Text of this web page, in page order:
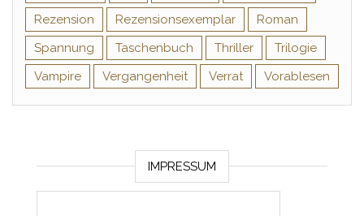
Rezension
Rezensionsexemplar
Roman
Spannung
Taschenbuch Thriller
Trilogie
Vampire
Vergangenheit Verrat Vorablesen
IMPRESSUM